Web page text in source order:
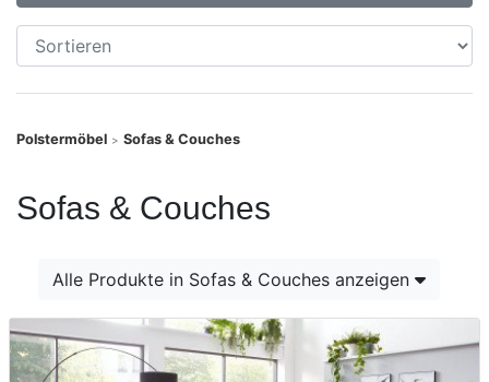
Polstermöbel > Sofas & Couches
Sofas & Couches
Alle Produkte in Sofas & Couches anzeigen
Schnell
lieferbar
SALE
Möbel-
Finanzierung